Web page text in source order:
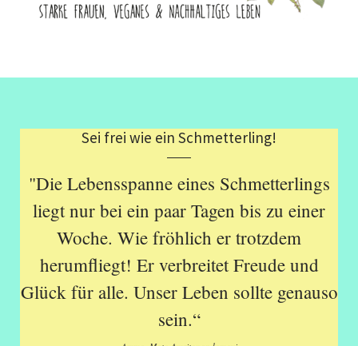
Sei frei wie ein Schmetterling!
"Die Lebensspanne eines Schmetterlings
liegt nur bei ein paar Tagen bis zu einer
Woche. Wie fröhlich er trotzdem
herumfliegt! Er verbreitet Freude und
Glück für alle. Unser Leben sollte genauso
sein.“